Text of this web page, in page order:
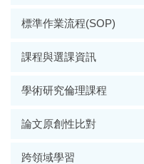
標準作業流程(SOP)
課程與選課資訊
學術研究倫理課程
論文原創性比對
跨領域學習